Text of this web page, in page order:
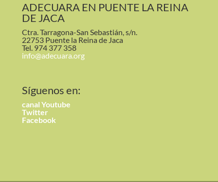
ADECUARA EN PUENTE LA REINA
DE JACA
Ctra. Tarragona-San Sebastián, s/n.
22753 Puente la Reina de Jaca
Tel. 974 377 358
info@adecuara.org
Síguenos en:
canal Youtube
Twitter
Facebook